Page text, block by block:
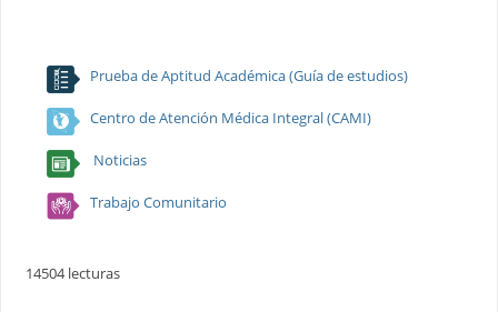
Prueba de Aptitud Académica (Guía de estudios)
Centro de Atención Médica Integral (CAMI)
Noticias
Trabajo Comunitario
14504 lecturas